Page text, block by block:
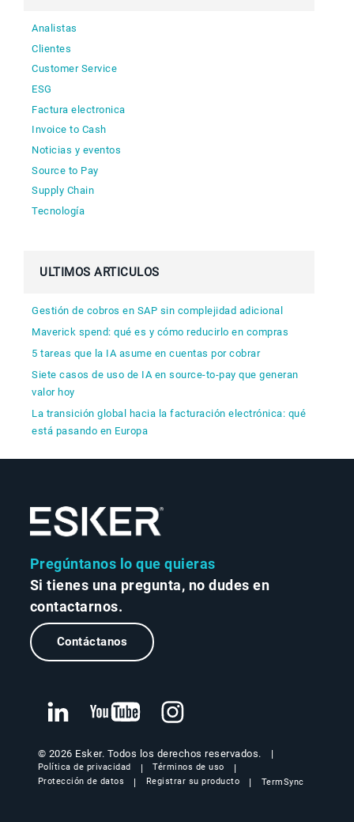
Analistas
Clientes
Customer Service
ESG
Factura electronica
Invoice to Cash
Noticias y eventos
Source to Pay
Supply Chain
Tecnología
ULTIMOS ARTICULOS
Gestión de cobros en SAP sin complejidad adicional
Maverick spend: qué es y cómo reducirlo en compras
5 tareas que la IA asume en cuentas por cobrar
Siete casos de uso de IA en source-to-pay que generan
valor hoy
La transición global hacia la facturación electrónica: qué
está pasando en Europa
Pregúntanos lo que quieras
Si tienes una pregunta, no dudes en
contactarnos.
Contáctanos
© 2026 Esker. Todos los derechos reservados.
Política de privacidad
Términos de uso
Protección de datos
Registrar su producto TermSync